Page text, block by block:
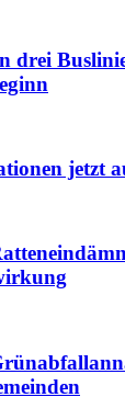
drei
jetzt